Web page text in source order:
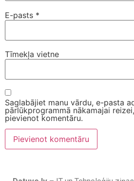
E-pasts *
Tīmekļa vietne
Saglabājiet manu vārdu, e-pasta
pārlūkprogrammā nākamajai
pievienot komentāru.